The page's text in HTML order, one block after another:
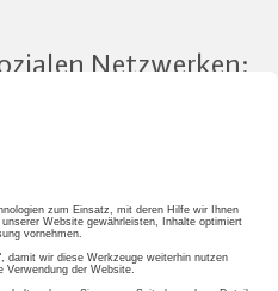
Netzwerken: